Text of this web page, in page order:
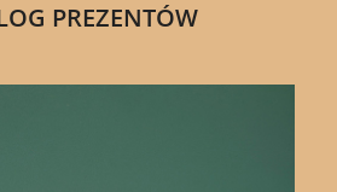
PREZENTÓW